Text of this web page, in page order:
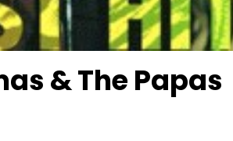
& The Papas